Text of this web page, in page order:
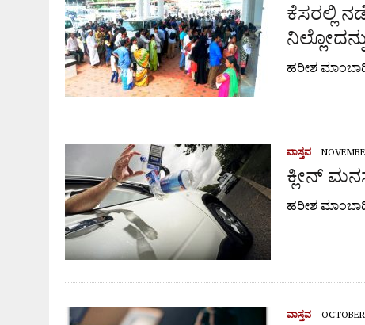
ಕೆಸರಲ್ಲಿ
ಹರೀಶ
ವಾಸ್ತವ
ಕ್ಲೀನ್
ಹರೀಶ
ವಾಸ್ತವ